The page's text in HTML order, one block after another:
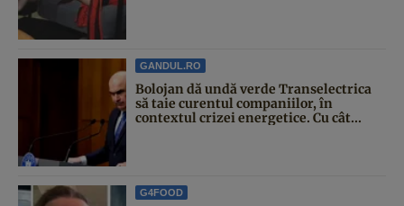
GANDUL.RO
Bolojan dă undă verde Transelectrica
să taie curentul companiilor, în
contextul crizei energetice. Cu cât...
G4FOOD